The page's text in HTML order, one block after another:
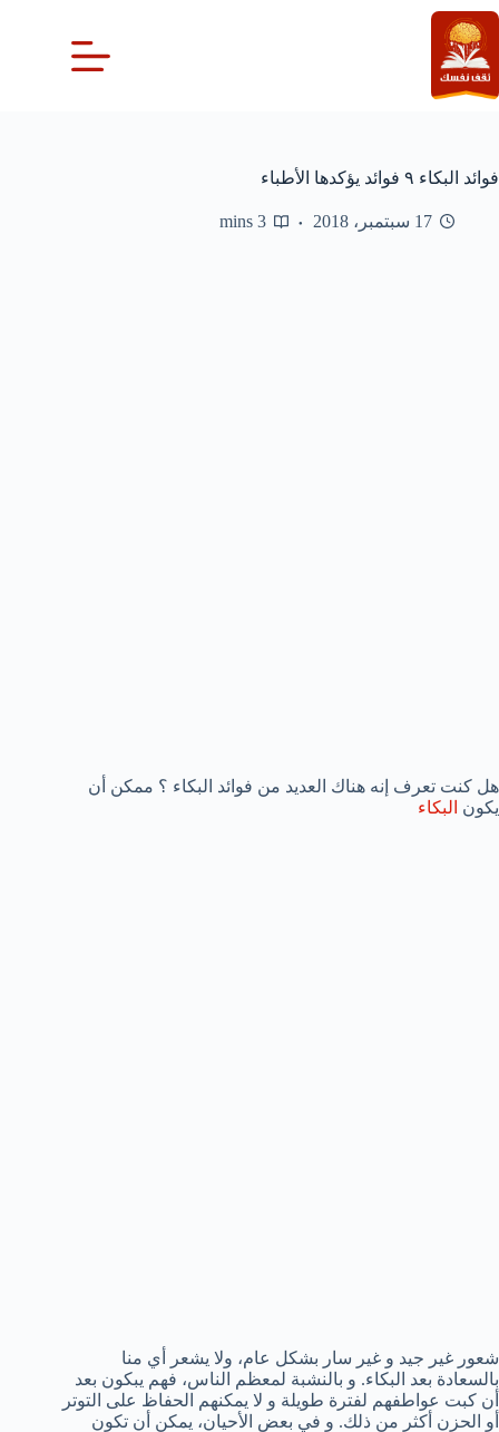
التجاوز
إلى
المحتوى
فوائد البكاء ٩ فوائد يؤكدها الأطباء
17 سبتمبر، 2018 3 mins
هل كنت تعرف إنه هناك العديد من فوائد البكاء ؟ ممكن أن
يكون البكاء
شعور غير جيد و غير سار بشكل عام، ولا يشعر أي منا
بالسعادة بعد البكاء. و بالنشبة لمعظم الناس، فهم يبكون بعد
أن كبت عواطفهم لفترة طويلة و لا يمكنهم الحفاظ على التوتر
أو الحزن أكثر من ذلك. و في بعض الأحيان، يمكن أن تكون